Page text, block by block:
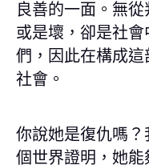
良善的一面。無
或是壞，卻是社
們，因此在構成這
社會。
你說她是復仇嗎
個世界證明，她